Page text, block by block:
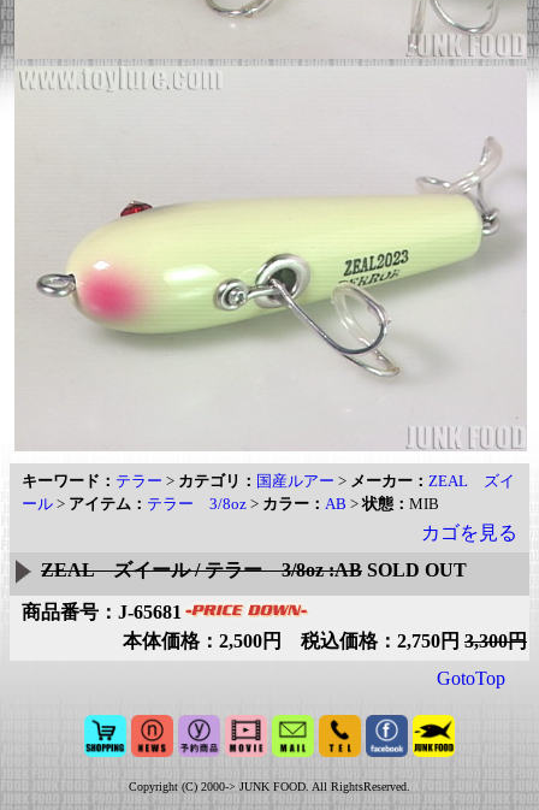
キーワード： テラー > カテゴリ： 国産ルアー > メーカー： ZEAL ズイ
ール > アイテム： テラー 3/8oz > カラー： AB >状態： MIB
カゴを見る
ZEAL ズイール / テラー 3/8oz :AB SOLD OUT
商品番号：J-65681
本体価格：2,500円 税込価格：2,750円 3,300円
GotoTop
Copyright (C) 2000-> JUNK FOOD. All RightsReserved.